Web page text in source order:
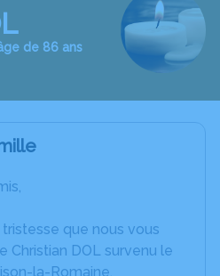
de 86 ans
tristesse que nous vous
Christian DOL survenu le
la-Romaine.